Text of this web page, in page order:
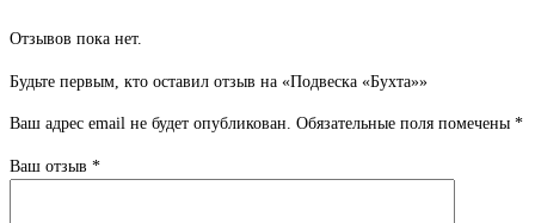
Отзывов пока нет.
Будьте первым, кто оставил отзыв на «Подвеска «Бухта»»
Ваш адрес email не будет опубликован. Обязательные поля помечены *
Ваш отзыв *